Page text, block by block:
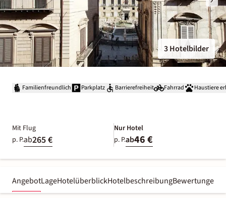
3 Hotelbilder
Familienfreundlich Parkplatz Barrierefreiheit Fahrrad Haustiere
Mit Flug
p. P.ab265 €
Nur Hotel
p. P.ab46 €
AngebotLageHotelüberblickHotelbeschreibungBewertungen